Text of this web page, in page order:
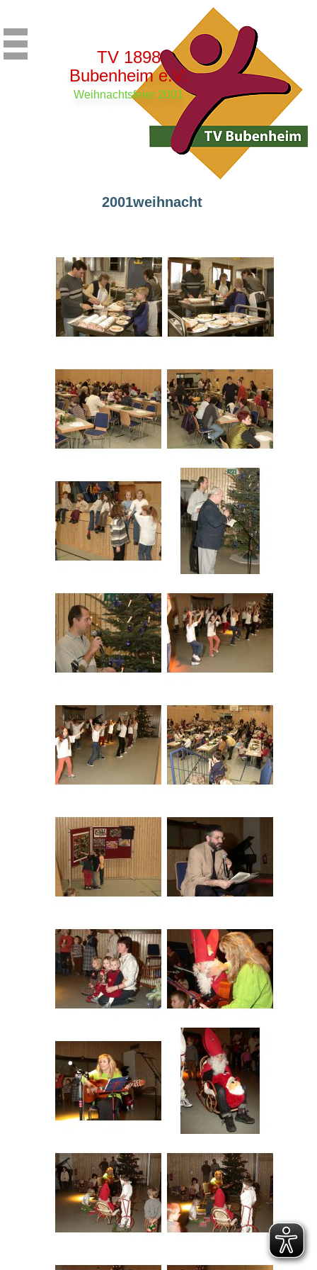
TV 1898
Bubenheim e.V.
Weihnachtsfeier 2001
2001weihnacht